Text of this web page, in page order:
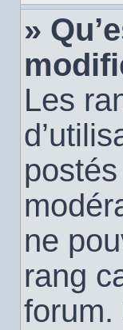
»
Les
ne
rang
forum.